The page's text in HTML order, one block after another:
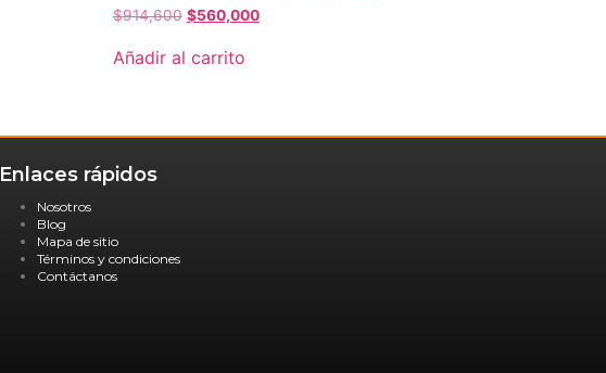
$914,600 $560,000
Añadir al carrito
Enlaces rápidos
Nosotros
Blog
Mapa de sitio
Términos y condiciones
Contáctanos